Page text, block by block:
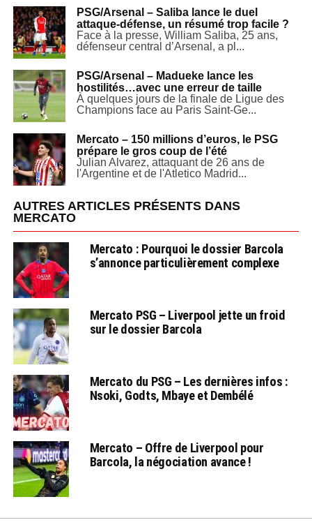
PSG/Arsenal – Saliba lance le duel
attaque-défense, un résumé trop facile ?
Face à la presse, William Saliba, 25 ans,
défenseur central d’Arsenal, a pl...
PSG/Arsenal – Madueke lance les
hostilités…avec une erreur de taille
À quelques jours de la finale de Ligue des
Champions face au Paris Saint-Ge...
Mercato – 150 millions d’euros, le PSG
prépare le gros coup de l’été
Julian Alvarez, attaquant de 26 ans de
l'Argentine et de l'Atletico Madrid...
AUTRES ARTICLES PRÉSENTS DANS
MERCATO
Mercato : Pourquoi le dossier Barcola
s’annonce particulièrement complexe
Mercato PSG – Liverpool jette un froid
sur le dossier Barcola
Mercato du PSG – Les dernières infos :
Nsoki, Godts, Mbaye et Dembélé
Mercato – Offre de Liverpool pour
Barcola, la négociation avance !